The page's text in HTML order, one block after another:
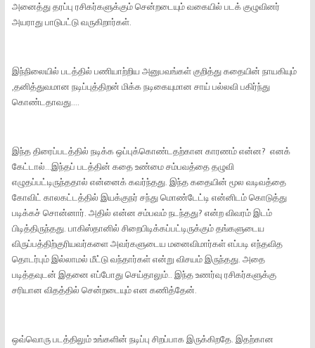
அனைத்து தரப்பு ரசிகர்களுக்கும் சென்றடையும் வகையில் படக் குழுவினர்
அயராது பாடுபட்டு வருகிறார்கள்.
இந்நிலையில் படத்தில் பணியாற்றிய அனுபவங்கள் குறித்து கதையின் நாயகியும்
,தனித்துவமான நடிப்புத்திறன் மிக்க நடிகையுமான சாய் பல்லவி பகிர்ந்து
கொண்டதாவது....
இந்த திரைப்படத்தில் நடிக்க ஒப்புக்கொண்டதற்கான காரணம் என்ன? எனக்
கேட்டால்...இந்தப் படத்தின் கதை உண்மை சம்பவத்தை தழுவி
எழுதப்பட்டிருந்ததால் என்னைக் கவர்ந்தது. இந்த கதையின் மூல வடிவத்தை
கோவிட் காலகட்டத்தில் இயக்குநர் சந்து மொண்டேட்டி என்னிடம் கொடுத்து
படிக்கச் சொன்னார். அதில் என்ன சம்பவம் நடந்தது? என்ற விவரம் இடம்
பிடித்திருந்தது. பாகிஸ்தானில் சிறைபிடிக்கப்பட்டிருக்கும் தங்களுடைய
விருப்பத்திற்குரியவர்களை அவர்களுடைய மனைவிமார்கள் எப்படி எந்தவித
தொடர்பும் இல்லாமல் மீட்டு வந்தார்கள் என்று விசயம் இருந்தது. அதை
படித்தவுடன் இதனை எப்போது செய்தாலும்.. இந்த உணர்வு ரசிகர்களுக்கு
சரியான விதத்தில் சென்றடையும் என கணித்தேன்.
ஒவ்வொரு படத்திலும் உங்களின் நடிப்பு சிறப்பாக இருக்கிறதே. இதற்கான